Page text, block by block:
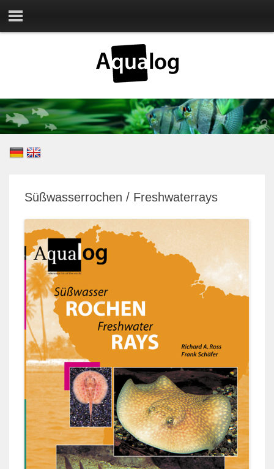
Süßwasserrochen / Freshwaterrays